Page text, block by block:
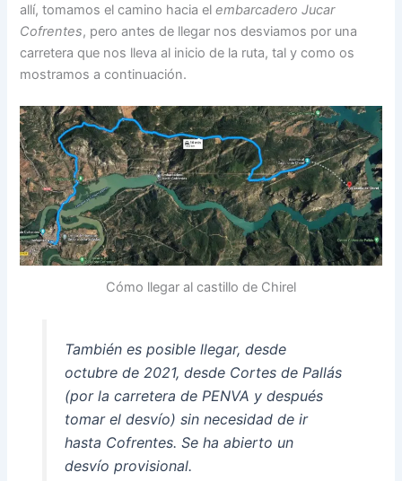
allí, tomamos el camino hacia elembarcadero Jucar
Cofrentes, pero antes de llegar nos desviamos por una
carretera que nos lleva al inicio de la ruta, tal y como os
mostramos a continuación.
Cómo llegar al castillo de Chirel
También es posible llegar, desde
octubre de 2021, desde Cortes de Pallás
(por la carretera de PENVA y después
tomar el desvío) sin necesidad de ir
hasta Cofrentes. Se ha abierto un
desvío provisional.